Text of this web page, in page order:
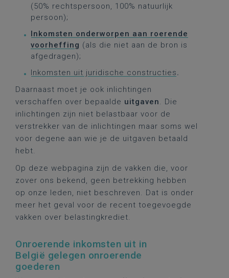
(50% rechtspersoon, 100% natuurlijk
persoon);
Inkomsten onderworpen aan roerende
voorheffing (als die niet aan de bron is
afgedragen);
Inkomsten uit juridische constructies.
Daarnaast moet je ook inlichtingen
verschaffen over bepaalde uitgaven. Die
inlichtingen zijn niet belastbaar voor de
verstrekker van de inlichtingen maar soms wel
voor degene aan wie je de uitgaven betaald
hebt.
Op deze webpagina zijn de vakken die, voor
zover ons bekend, geen betrekking hebben
op onze leden, niet beschreven. Dat is onder
meer het geval voor de recent toegevoegde
vakken over belastingkrediet.
Onroerende inkomsten uit in
België gelegen onroerende
goederen